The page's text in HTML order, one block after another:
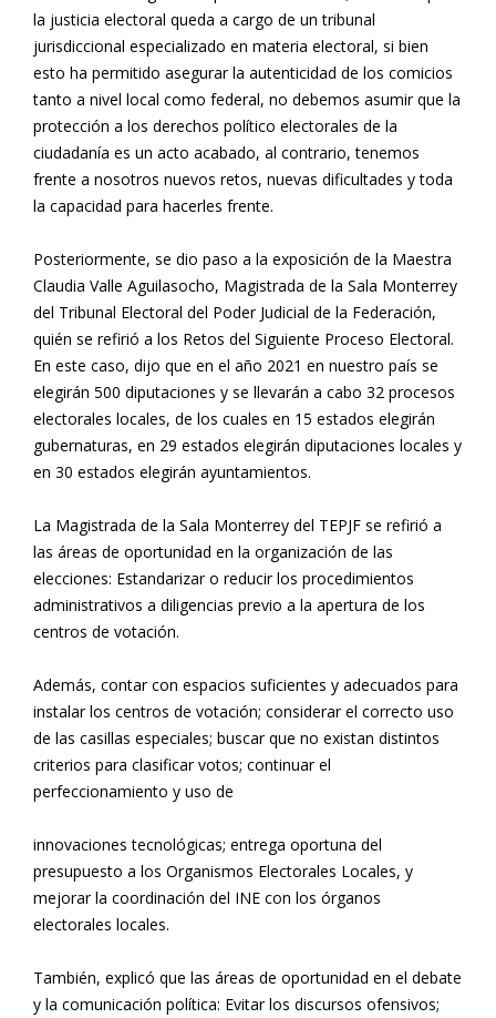
la justicia electoral queda a cargo de un tribunal
jurisdiccional especializado en materia electoral, si bien
esto ha permitido asegurar la autenticidad de los comicios
tanto a nivel local como federal, no debemos asumir que la
protección a los derechos político electorales de la
ciudadanía es un acto acabado, al contrario, tenemos
frente a nosotros nuevos retos, nuevas dificultades y toda
la capacidad para hacerles frente.
Posteriormente, se dio paso a la exposición de la Maestra
Claudia Valle Aguilasocho, Magistrada de la Sala Monterrey
del Tribunal Electoral del Poder Judicial de la Federación,
quién se refirió a los Retos del Siguiente Proceso Electoral.
En este caso, dijo que en el año 2021 en nuestro país se
elegirán 500 diputaciones y se llevarán a cabo 32 procesos
electorales locales, de los cuales en 15 estados elegirán
gubernaturas, en 29 estados elegirán diputaciones locales y
en 30 estados elegirán ayuntamientos.
La Magistrada de la Sala Monterrey del TEPJF se refirió a
las áreas de oportunidad en la organización de las
elecciones: Estandarizar o reducir los procedimientos
administrativos a diligencias previo a la apertura de los
centros de votación.
Además, contar con espacios suficientes y adecuados para
instalar los centros de votación; considerar el correcto uso
de las casillas especiales; buscar que no existan distintos
criterios para clasificar votos; continuar el
perfeccionamiento y uso de
innovaciones tecnológicas; entrega oportuna del
presupuesto a los Organismos Electorales Locales, y
mejorar la coordinación del INE con los órganos
electorales locales.
También, explicó que las áreas de oportunidad en el debate
y la comunicación política: Evitar los discursos ofensivos;